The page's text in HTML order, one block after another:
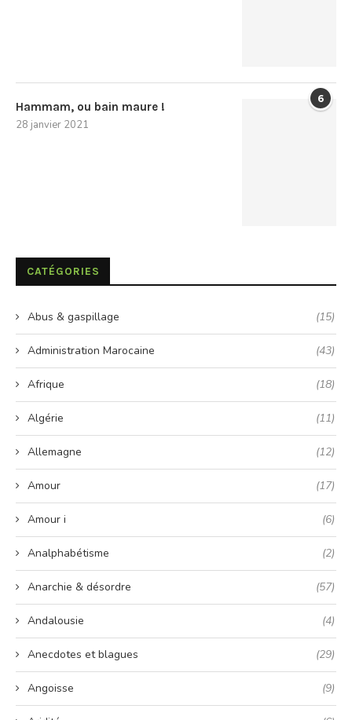
6
Hammam, ou bain maure !
28 janvier 2021
CATÉGORIES
Abus & gaspillage (15)
Administration Marocaine (43)
Afrique (18)
Algérie (11)
Allemagne (12)
Amour (17)
Amour i (6)
Analphabétisme (2)
Anarchie & désordre (57)
Andalousie (4)
Anecdotes et blagues (29)
Angoisse (9)